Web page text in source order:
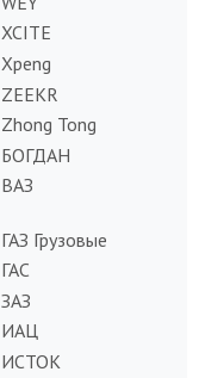
XCITE
Xpeng
ZEEKR
Zhong Tong
БОГДАН
ВАЗ
ГАЗ Грузовые
ГАС
ЗАЗ
ИАЦ
ИСТОК